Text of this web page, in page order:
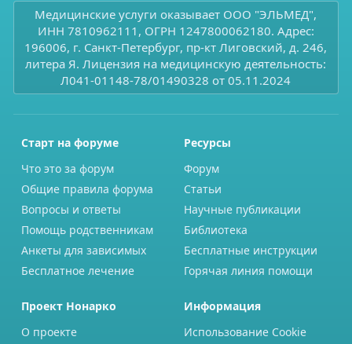
Медицинские услуги оказывает ООО "ЭЛЬМЕД",
ИНН 7810962111, ОГРН 1247800062180. Адрес:
196006, г. Санкт-Петербург, пр-кт Лиговский, д. 246,
литера Я. Лицензия на медицинскую деятельность:
Л041-01148-78/01490328 от 05.11.2024
Старт на форуме
Что это за форум
Общие правила форума
Вопросы и ответы
Помощь родственникам
Анкеты для зависимых
Бесплатное лечение
Ресурсы
Форум
Статьи
Научные публикации
Библиотека
Бесплатные инструкции
Горячая линия помощи
Проект Нонарко
О проекте
Информация
Использование Cookie